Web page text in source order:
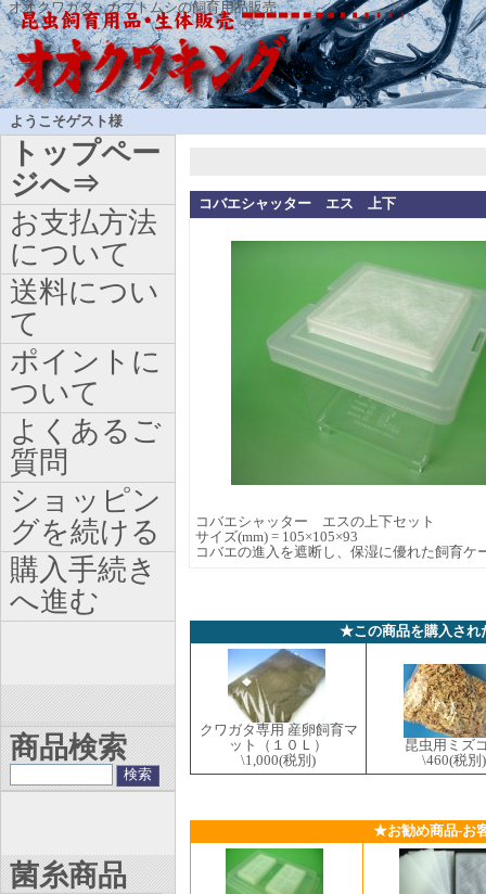
オオクワガタ・カブトムシの飼育用品販売
ようこそゲスト様
コバエシャッター エス 上下
コバエシャッター エスの上下セット
サイズ(mm) = 105×105×93
コバエの進入を遮断し、保湿に優れた飼育ケ
★この商品を購入され
クワガタ専用 産卵飼育マ
ット（１０Ｌ）
\1,000(税別)
昆虫用ミズ
\460(税別)
★お勧め商品-お
トップペー
ジへ⇒
お支払方法
について
送料につい
て
ポイントに
ついて
よくあるご
質問
ショッピン
グを続ける
購入手続き
へ進む
商品検索
菌糸商品